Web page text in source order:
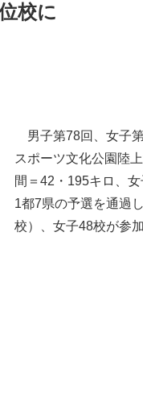
校に
男子第78回、女子
スポーツ文化公園陸
間＝42・195キロ、
1都7県の予選を通過
校）、女子48校が参